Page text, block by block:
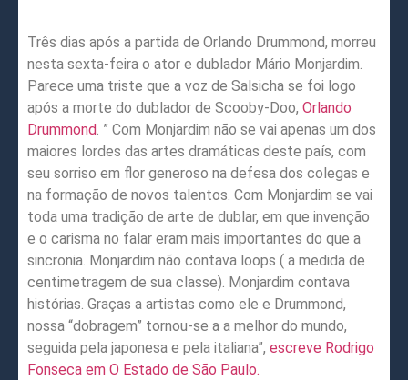
Três dias após a partida de Orlando Drummond, morreu
nesta sexta-feira o ator e dublador Mário Monjardim.
Parece uma triste que a voz de Salsicha se foi logo
após a morte do dublador de Scooby-Doo, Orlando
Drummond. ” Com Monjardim não se vai apenas um dos
maiores lordes das artes dramáticas deste país, com
seu sorriso em flor generoso na defesa dos colegas e
na formação de novos talentos. Com Monjardim se vai
toda uma tradição de arte de dublar, em que invenção
e o carisma no falar eram mais importantes do que a
sincronia. Monjardim não contava loops ( a medida de
centimetragem de sua classe). Monjardim contava
histórias. Graças a artistas como ele e Drummond,
nossa “dobragem” tornou-se a a melhor do mundo,
seguida pela japonesa e pela italiana”, escreve Rodrigo
Fonseca em O Estado de São Paulo.